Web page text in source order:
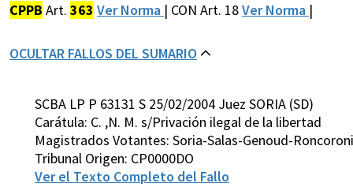
CPPB Art. 363 Ver Norma | CON Art. 18Ver Norma |
OCULTAR FALLOS DEL SUMARIO
SCBA LP P 63131 S 25/02/2004 Juez SORIA (SD)
Carátula: C. ,N. M. s/Privación ilegal de la libertad
Magistrados Votantes: Soria-Salas-Genoud-
Tribunal Origen: CP0000DO
Ver el Texto Completo del Fallo